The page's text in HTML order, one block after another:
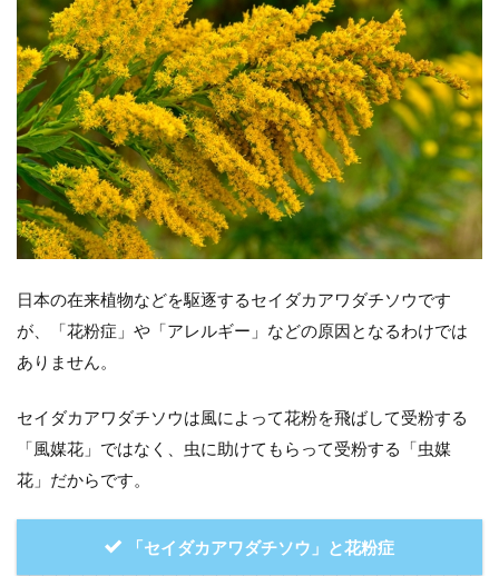
日本の在来植物などを駆逐するセイダカアワダチソウです
が、「花粉症」や「アレルギー」などの原因となるわけでは
ありません。
セイダカアワダチソウは風によって花粉を飛ばして受粉する
「風媒花」ではなく、虫に助けてもらって受粉する「虫媒
花」だからです。
「セイダカアワダチソウ」と花粉症